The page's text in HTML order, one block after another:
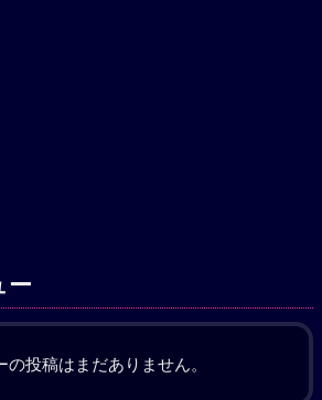
ー
の投稿はまだありません。